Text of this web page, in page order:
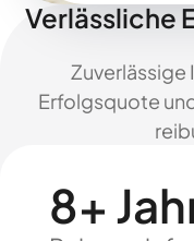
Verlässliche
Zuverlässige
Erfolgsquote
8+